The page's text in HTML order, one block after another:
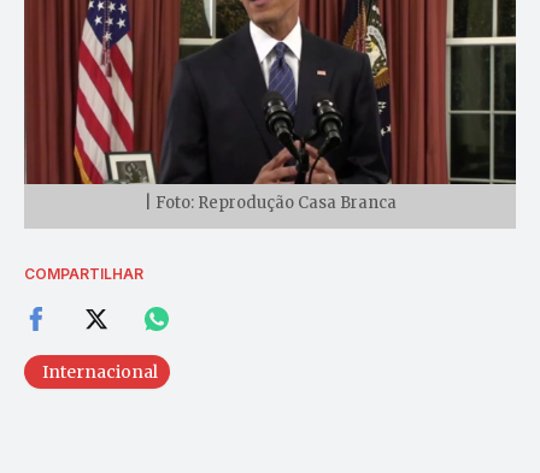
| Foto: Reprodução Casa Branca
COMPARTILHAR
Internacional